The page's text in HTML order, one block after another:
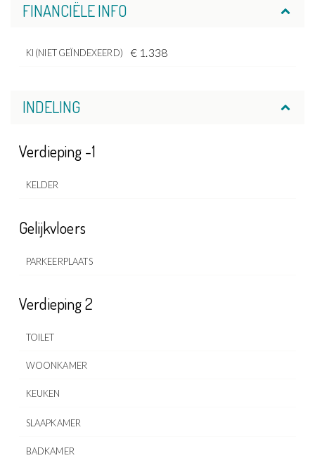
FINANCIËLE INFO
KI (NIET GEÏNDEXEERD) € 1.338
INDELING
Verdieping -1
KELDER
Gelijkvloers
PARKEERPLAATS
Verdieping 2
TOILET
WOONKAMER
KEUKEN
SLAAPKAMER
BADKAMER